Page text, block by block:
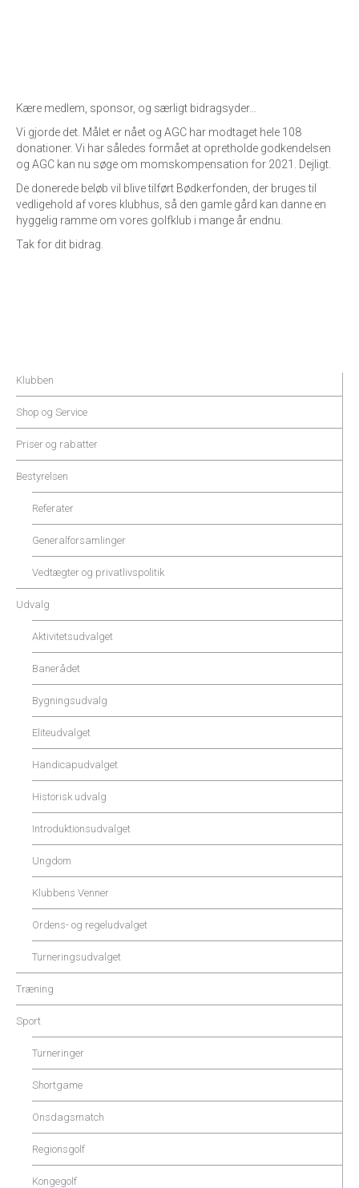
Kære medlem, sponsor, og særligt bidragsyder…
Vi gjorde det. Målet er nået og AGC har modtaget hele 108
donationer. Vi har således formået at opretholde godkendelsen
og AGC kan nu søge om momskompensation for 2021. Dejligt.
De donerede beløb vil blive tilført Bødkerfonden, der bruges til
vedligehold af vores klubhus, så den gamle gård kan danne en
hyggelig ramme om vores golfklub i mange år endnu.
Tak for dit bidrag.
Klubben
Shop og Service
Priser og rabatter
Bestyrelsen
Referater
Generalforsamlinger
Vedtægter og privatlivspolitik
Udvalg
Aktivitetsudvalget
Banerådet
Bygningsudvalg
Eliteudvalget
Handicapudvalget
Historisk udvalg
Introduktionsudvalget
Ungdom
Klubbens Venner
Ordens- og regeludvalget
Turneringsudvalget
Træning
Sport
Turneringer
Shortgame
Onsdagsmatch
Regionsgolf
Kongegolf